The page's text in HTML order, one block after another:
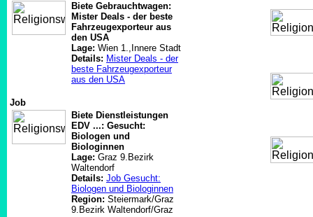
Biete Gebrauchtwagen:
Mister Deals - der beste
Fahrzeugexporteur aus
den USA
Lage: Wien 1.,Innere Stadt
Details: Mister Deals - der
beste Fahrzeugexporteur
aus den USA
Job
Biete Dienstleistungen
EDV ...: Gesucht:
Biologen und
Biologinnen
Lage: Graz 9.Bezirk
Waltendorf
Details: Job Gesucht:
Biologen und Biologinnen
Region: Steiermark/Graz
9.Bezirk Waltendorf/Graz